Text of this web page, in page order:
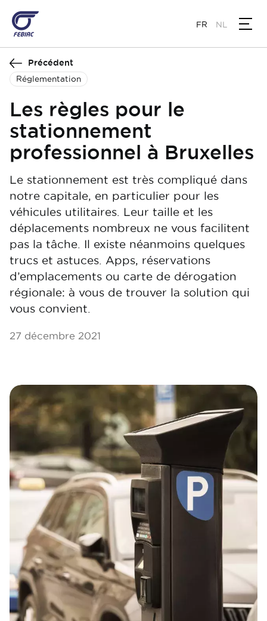
contenu
principal
FR NL
Précédent
Réglementation
Les règles pour le
stationnement
professionnel à Bruxelles
Le stationnement est très compliqué dans
notre capitale, en particulier pour les
véhicules utilitaires. Leur taille et les
déplacements nombreux ne vous facilitent
pas la tâche. Il existe néanmoins quelques
trucs et astuces. Apps, réservations
d’emplacements ou carte de dérogation
régionale: à vous de trouver la solution qui
vous convient.
27 décembre 2021